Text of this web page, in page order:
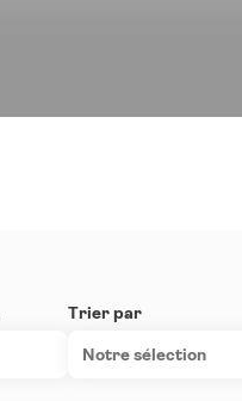
Trier par
Notre sélection